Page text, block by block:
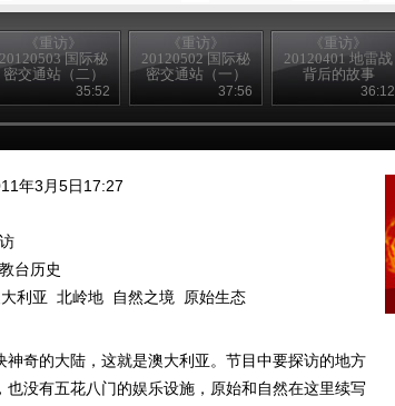
《重访》
20120503 国际秘
密交通站（二）
35:52
《重访》
20120502 国际秘
密交通站（一）
37:56
《重访》
20120401 地雷战
背后的故事
36:12
年3月5日17:27
台历史
利亚 北岭地 自然之境 原始生态
奇的大陆，这就是澳大利亚。节目中要探访的地方
没有五花八门的娱乐设施，原始和自然在这里续写